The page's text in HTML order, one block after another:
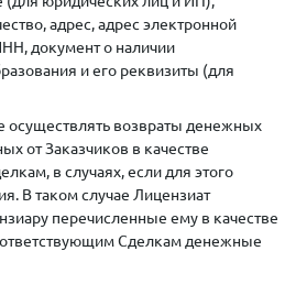
адрес, адрес электронной
документ о наличии
и его реквизиты (для
осуществлять возвраты денежных
от Заказчиков в качестве
в случаях, если для этого
В таком случае Лицензиат
перечисленные ему в качестве
Сделкам денежные